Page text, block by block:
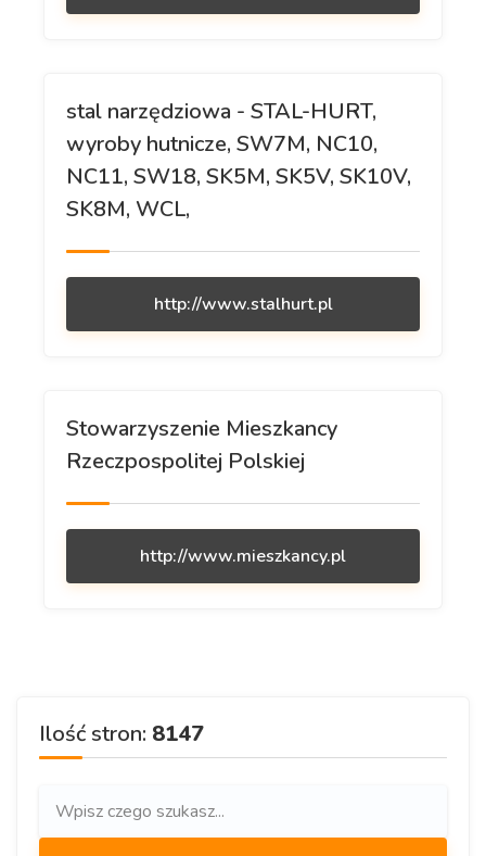
stal narzędziowa - STAL-HURT,
wyroby hutnicze, SW7M, NC10,
NC11, SW18, SK5M, SK5V, SK10V,
SK8M, WCL,
http://www.stalhurt.pl
Stowarzyszenie Mieszkancy
Rzeczpospolitej Polskiej
http://www.mieszkancy.pl
Ilość stron: 8147